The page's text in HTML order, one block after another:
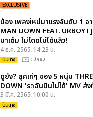
EXCLUSIVE
น้อง เพลงใหม่มาแรงอันดับ 1 จ
MAN DOWN FEAT.
มาเต็ม ไม่โดดไม่ได้แล้ว!
4 ธ.ค. 2565, 14:23 น.
บันเทิง : มีคลิป
ดูยัง? ลุคเท่ๆ ของ 5 หนุ่ม
DOWN 'รถฉันบินไม่ได้' MV ส่
3 มี.ค. 2565, 10:00 น.
บันเทิง